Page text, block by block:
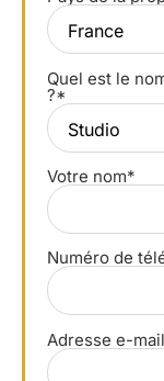
Quel est le
?*
Votre nom*
Numéro de
Adresse e-